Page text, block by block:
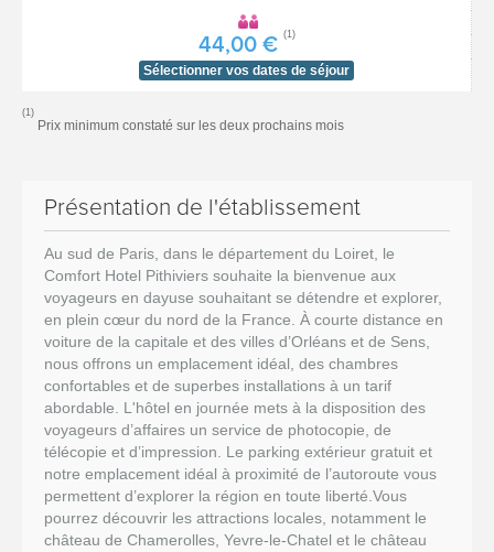
44,00 €
(1)
Sélectionner vos dates de séjour
(1)
Prix minimum constaté sur les deux prochains mois
Présentation de l'établissement
Au sud de Paris, dans le département du Loiret, le
Comfort Hotel Pithiviers souhaite la bienvenue aux
voyageurs en dayuse souhaitant se détendre et explorer,
en plein cœur du nord de la France. À courte distance en
voiture de la capitale et des villes d’Orléans et de Sens,
nous offrons un emplacement idéal, des chambres
confortables et de superbes installations à un tarif
abordable. L'hôtel en journée mets à la disposition des
voyageurs d’affaires un service de photocopie, de
télécopie et d’impression. Le parking extérieur gratuit et
notre emplacement idéal à proximité de l’autoroute vous
permettent d’explorer la région en toute liberté.Vous
pourrez découvrir les attractions locales, notamment le
château de Chamerolles, Yevre-le-Chatel et le château